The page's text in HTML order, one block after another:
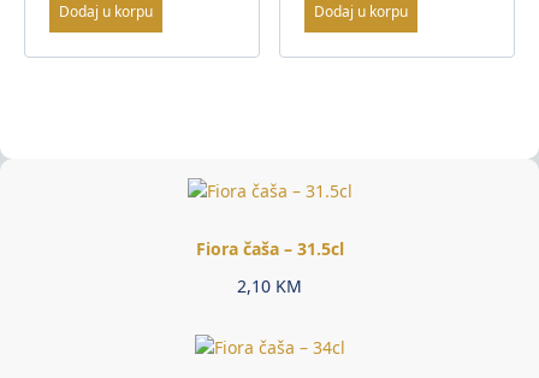
Dodaj u korpu Dodaj u korpu
Fiora čaša – 31.5cl
2,10 KM